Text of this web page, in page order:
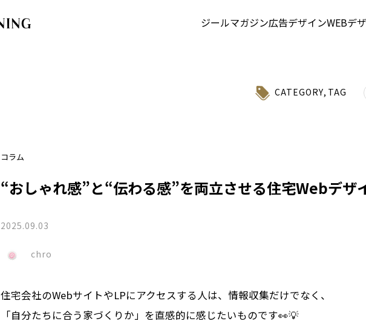
ジールマガジン広告デザインWEBデ
CATEGORY, TAG
コラム
“おしゃれ感”と“伝わる感”を両立させる住宅Webデザ
2025.09.03
chro
住宅会社のWebサイトやLPにアクセスする人は、情報収集だけでなく、
「自分たちに合う家づくりか」を直感的に感じたいものです👀💡